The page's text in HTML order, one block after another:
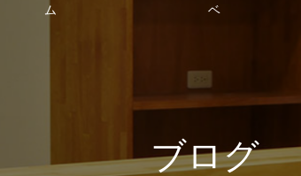
ム ベ
ブログ